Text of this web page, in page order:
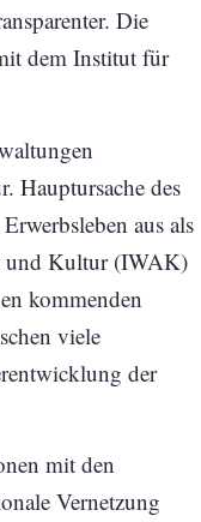
Die
dem Institut für
Hauptursache des
aus als
und Kultur (IWAK)
kommenden
viele
der
mit den
Vernetzung